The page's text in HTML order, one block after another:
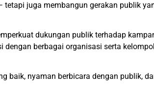
juga membangun gerakan publik
dukungan publik terhadap
dengan berbagai organisasi serta
baik, nyaman berbicara dengan publik,